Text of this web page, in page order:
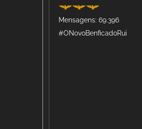
Mensagens: 69.396
#ONovoBenficadoRui